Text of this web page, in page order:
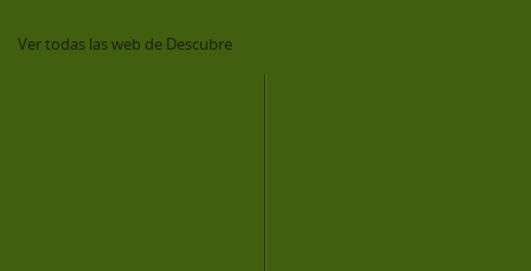
Ver todas las web de Descubre